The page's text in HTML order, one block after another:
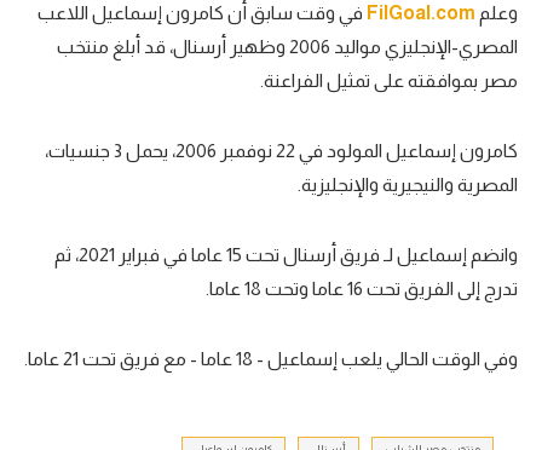
وعلم
في وقت سابق أن كامرون إسماعيل اللاعب
المصري-الإنجليزي مواليد 2006 وظهير أرسنال، قد أبلغ منتخب
مصر بموافقته على تمثيل الفراعنة.
كامرون إسماعيل المولود في 22 نوفمبر 2006، يحمل 3 جنسيات،
المصرية والنيجيرية والإنجليزية.
وانضم إسماعيل لـ فريق أرسنال تحت 15 عاما في فبراير 2021، ثم
تدرج إلى الفريق تحت 16 عاما وتحت 18 عاما.
وفي الوقت الحالي يلعب إسماعيل - 18 عاما - مع فريق تحت 21 عاما.